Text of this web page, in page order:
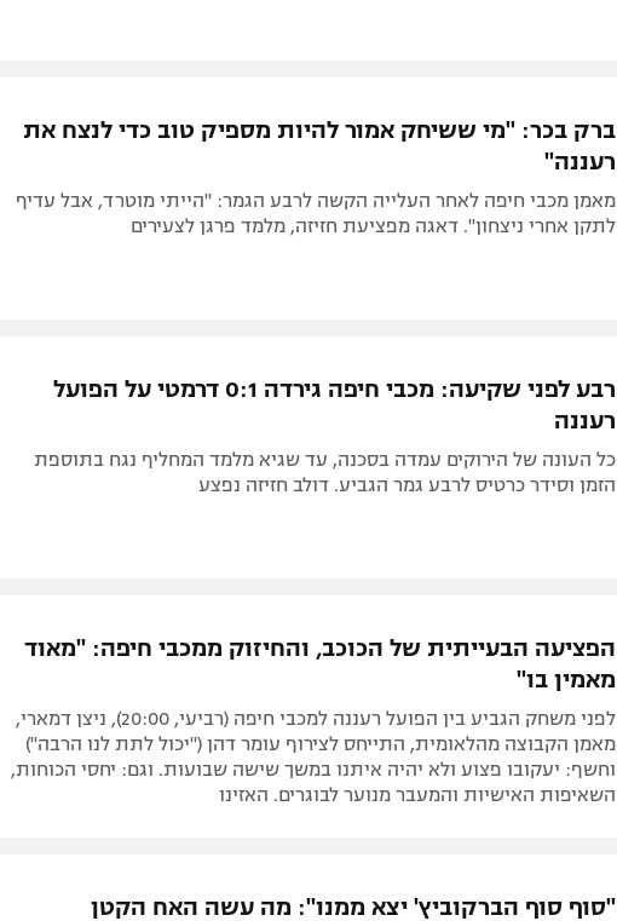
ברק בכר: "מי ששיחק אמור להיות מספיק טוב כדי לנצח את
רעננה"
מאמן מכבי חיפה לאחר העלייה הקשה לרבע הגמר: "הייתי מוטרד, אבל עדיף
לתקן אחרי ניצחון". דאגה מפציעת חזיזה, מלמד פרגן לצעירים
רבע לפני שקיעה: מכבי חיפה גירדה 0:1 דרמטי על הפועל
רעננה
כל העונה של הירוקים עמדה בסכנה, עד שגיא מלמד המחליף נגח בתוספת
הזמן וסידר כרטיס לרבע גמר הגביע. דולב חזיזה נפצע
הפציעה הבעייתית של הכוכב, והחיזוק ממכבי חיפה: "מאוד
מאמין בו"
לפני משחק הגביע בין הפועל רעננה למכבי חיפה (רביעי, 20:00), ניצן דמארי,
מאמן הקבוצה מהלאומית, התייחס לצירוף עומר דהן ("יכול לתת לנו הרבה")
וחשף: יעקובו פצוע ולא יהיה איתנו במשך שישה שבועות. וגם: יחסי הכוחות,
השאיפות האישיות והמעבר מנוער לבוגרים. האזינו
"סוף סוף הברקוביץ' יצא ממנו": מה עשה האח הקטן